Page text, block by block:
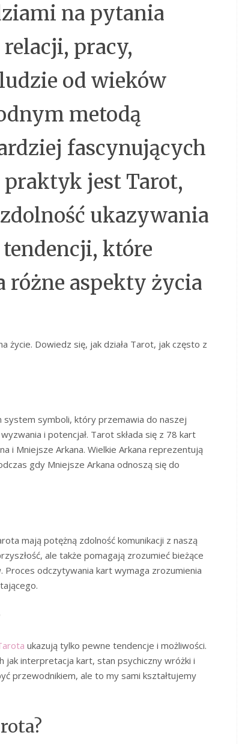
na pytania
pracy,
od wieków
metodą
fascynujących
jest Tarot,
ukazywania
które
różne aspekty życia
życie. Dowiedz się, jak działa Tarot, jak często z
symboli, który przemawia do naszej
i potencjał. Tarot składa się z 78 kart
i Mniejsze Arkana. Wielkie Arkana reprezentują
gdy Mniejsze Arkana odnoszą się do
mają potężną zdolność komunikacji z naszą
ale także pomagają zrozumieć bieżące
odczytywania kart wymaga zrozumienia
ukazują tylko pewne tendencje i możliwości.
jak interpretacja kart, stan psychiczny wróżki i
przewodnikiem, ale to my sami kształtujemy